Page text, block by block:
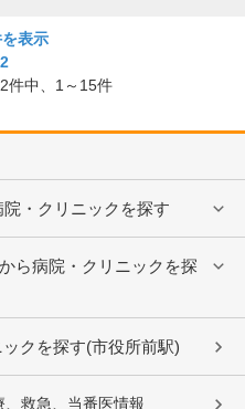
表示
2
件中、 1～15件
・クリニックを探す
ら病院・クリニックを探
クを探す(市役所前駅)
救急、当番医情報